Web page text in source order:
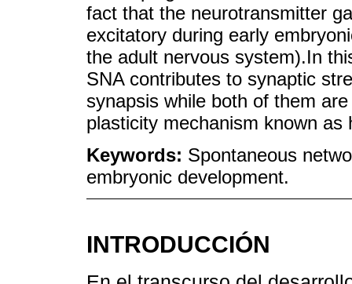
fact that the neurotransmitter
excitatory during early
the adult nervous system).In
SNA contributes to synaptic
synapsis while both of them
plasticity mechanism known as
Keywords: Spontaneous
embryonic development.
INTRODUCCIÓN